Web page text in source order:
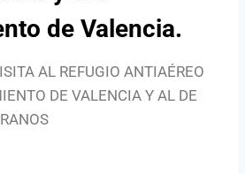
de Valencia.
AL REFUGIO ANTIAÉREO
DE VALENCIA Y AL DE